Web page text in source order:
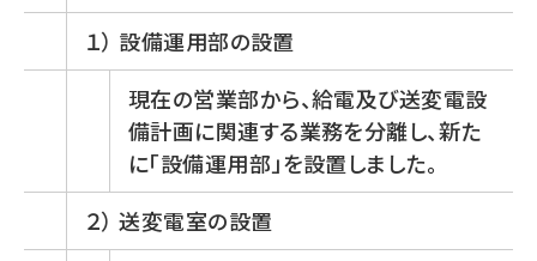
１） 設備運用部の設置
現在の営業部から、給電及び送変電設
備計画に関連する業務を分離し、新た
に「設備運用部」を設置しました。
２） 送変電室の設置